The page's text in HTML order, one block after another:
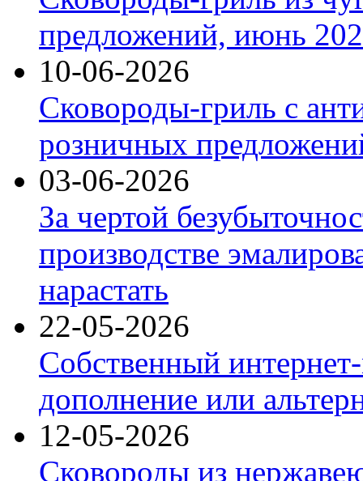
предложений, июнь
10-06-2026
Сковороды-гриль с
розничных
03-06-2026
За чертой
производстве
нарастать
22-05-2026
Собственный
дополнение или
12-05-2026
Сковороды из